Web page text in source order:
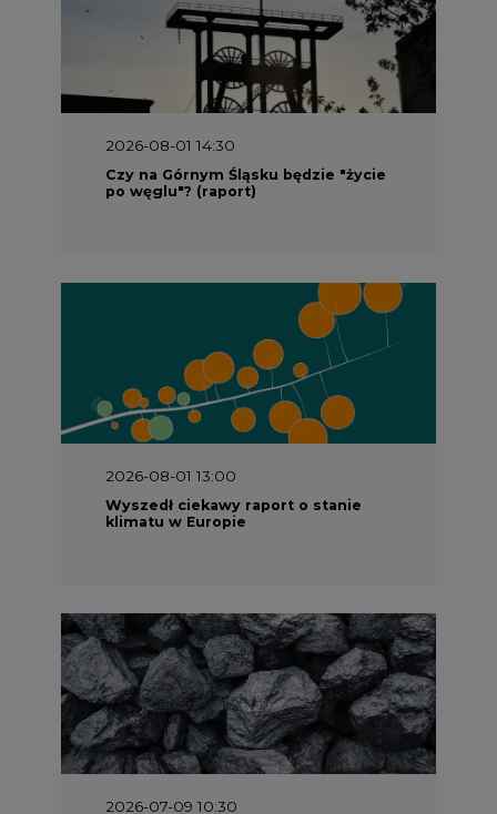
2026-08-01 14:30
Czy na Górnym Śląsku będzie "życie
po węglu"? (raport)
2026-08-01 13:00
Wyszedł ciekawy raport o stanie
klimatu w Europie
2026-07-09 10:30